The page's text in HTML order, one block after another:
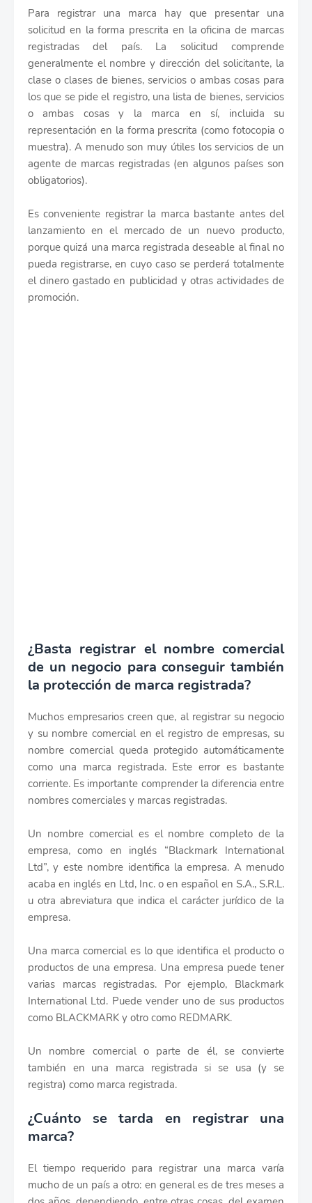
Para registrar una marca hay que presentar una
solicitud en la forma prescrita en la oficina de marcas
registradas del país. La solicitud comprende
generalmente el nombre y dirección del solicitante, la
clase o clases de bienes, servicios o ambas cosas para
los que se pide el registro, una lista de bienes, servicios
o ambas cosas y la marca en sí, incluida su
representación en la forma prescrita (como fotocopia o
muestra). A menudo son muy útiles los servicios de un
agente de marcas registradas (en algunos países son
obligatorios).
Es conveniente registrar la marca bastante antes del
lanzamiento en el mercado de un nuevo producto,
porque quizá una marca registrada deseable al final no
pueda registrarse, en cuyo caso se perderá totalmente
el dinero gastado en publicidad y otras actividades de
promoción.
¿Basta registrar el nombre comercial
de un negocio para conseguir también
la protección de marca registrada?
Muchos empresarios creen que, al registrar su negocio
y su nombre comercial en el registro de empresas, su
nombre comercial queda protegido automáticamente
como una marca registrada. Este error es bastante
corriente. Es importante comprender la diferencia entre
nombres comerciales y marcas registradas.
Un nombre comercial es el nombre completo de la
empresa, como en inglés “Blackmark International
Ltd”, y este nombre identifica la empresa. A menudo
acaba en inglés en Ltd, Inc. o en español en S.A., S.R.L.
u otra abreviatura que indica el carácter jurídico de la
empresa.
Una marca comercial es lo que identifica el producto o
productos de una empresa. Una empresa puede tener
varias marcas registradas. Por ejemplo, Blackmark
International Ltd. Puede vender uno de sus productos
como BLACKMARK y otro como REDMARK.
Un nombre comercial o parte de él, se convierte
también en una marca registrada si se usa (y se
registra) como marca registrada.
¿Cuánto se tarda en registrar una
marca?
El tiempo requerido para registrar una marca varía
mucho de un país a otro: en general es de tres meses a